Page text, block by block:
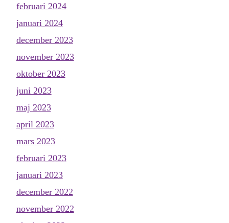
februari 2024
januari 2024
december 2023
november 2023
oktober 2023
juni 2023
maj 2023
april 2023
mars 2023
februari 2023
januari 2023
december 2022
november 2022